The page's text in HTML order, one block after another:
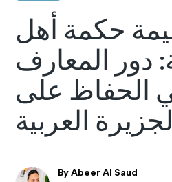
حكمة أهل
دور المعارف
الحفاظ على
العربية
By Abeer Al Saud